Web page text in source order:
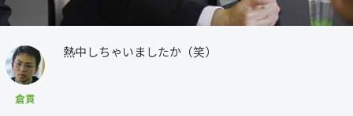
倉貫
熱中しちゃいましたか（笑）